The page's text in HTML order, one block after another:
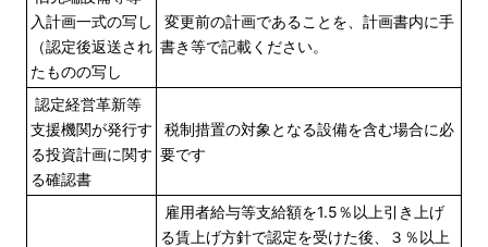
入計画一式の写し
（認定後返送され
たものの写し
変更前の計画であることを、計画書内に手
書き等で記載ください。
認定経営革新等
支援機関が発行す
る投資計画に関す
る確認書
税制措置の対象となる設備を含む場合に必
要です
雇用者給与等支給額を1.5％以上引き上げ
る賃上げ方針で認定を受けた後、３％以上